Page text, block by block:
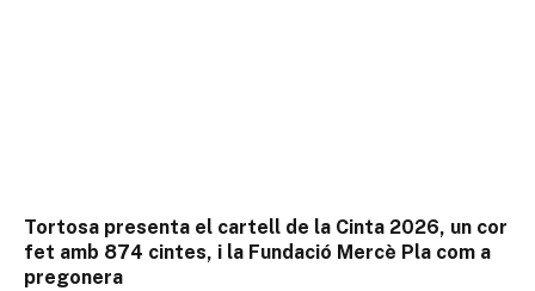
Tortosa presenta el cartell de la Cinta 2026, un cor
fet amb 874 cintes, i la Fundació Mercè Pla com a
pregonera